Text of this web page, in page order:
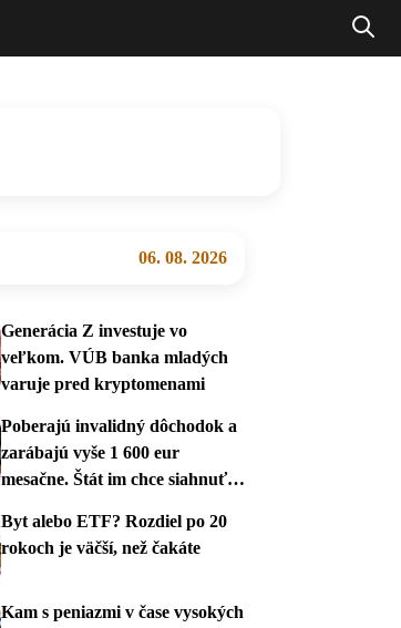
06. 08. 2026
Generácia Z investuje vo
veľkom. VÚB banka mladých
varuje pred kryptomenami
Poberajú invalidný dôchodok a
zarábajú vyše 1 600 eur
mesačne. Štát im chce siahnuť
Byt alebo ETF? Rozdiel po 20
rokoch je väčší, než čakáte
Kam s peniazmi v čase vysokých